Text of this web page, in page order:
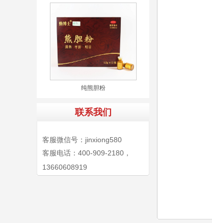
纯熊胆粉
联系我们
客服微信号：jinxiong580
客服电话：400-909-2180，
13660608919